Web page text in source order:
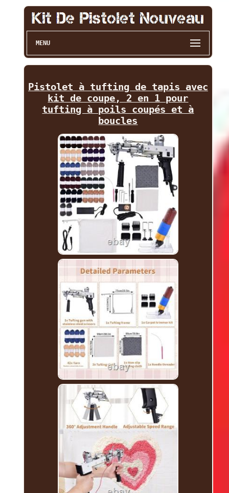
MENU
Pistolet à tufting de tapis avec
kit de coupe, 2 en 1 pour
tufting à poils coupés et à
boucles